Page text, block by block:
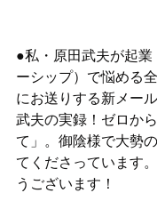
●私・原田武夫が起業
ーシップ）で悩める
にお送りする新メー
武夫の実録！ゼロか
て」。御陰様で大勢
てくださっています
うございます！